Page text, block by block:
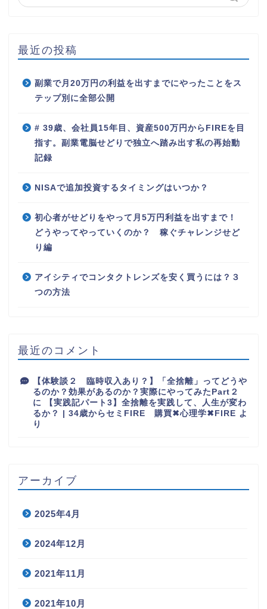
最近の投稿
副業で月20万円の利益を出すまでにやったことをス
テップ別に全部公開
# 39歳、会社員15年目、資産500万円からFIREを目
指す。副業電脳せどりで独立へ踏み出す私の再始動
記録
NISAで追加投資するタイミングはいつか？
初心者がせどりをやって月5万円利益を出すまで！
どうやってやっていくのか？ 稼ぐチャレンジせど
り編
アイシティでコンタクトレンズを安く買うには？３
つの方法
最近のコメント
【体験談２ 臨時収入あり？】「全捨離」ってどうや
るのか？効果があるのか？実際にやってみたPart２
に
【実践記パート3】全捨離を実践して、人生が変わ
るか？ | 34歳からセミFIRE 購買✖︎心理学✖︎FIRE よ
り
アーカイブ
2025年4月
2024年12月
2021年11月
2021年10月